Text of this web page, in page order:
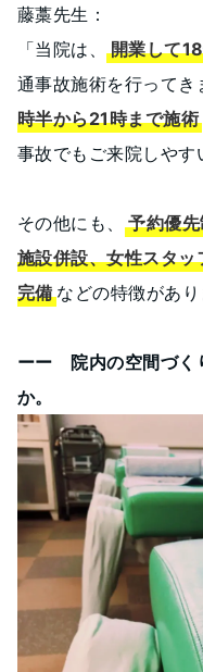
藤藁先生：
「当院は、開業して
通事故施術を行ってき
時半から21時まで施術
事故でもご来院しやす
その他にも、
予約優
施設併設、女性スタ
完備 などの特徴があり
ーー 院内の空間づく
か。